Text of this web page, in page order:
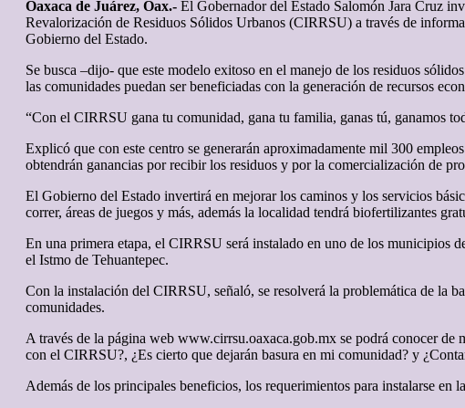
Oaxaca de Juárez, Oax.- El Gobernador del Estado Salomón Jara Cruz
Revalorización de Residuos Sólidos Urbanos (CIRRSU) a través de
Gobierno del Estado.
Se busca –dijo- que este modelo exitoso en el manejo de los residuos
las comunidades puedan ser beneficiadas con la generación de recursos
“Con el CIRRSU gana tu comunidad, gana tu familia, ganas tú, ganamos
Explicó que con este centro se generarán aproximadamente mil 300
obtendrán ganancias por recibir los residuos y por la comercialización de
El Gobierno del Estado invertirá en mejorar los caminos y los servicios
correr, áreas de juegos y más, además la localidad tendrá biofertilizantes
En una primera etapa, el CIRRSU será instalado en uno de los municipios
el Istmo de Tehuantepec.
Con la instalación del CIRRSU, señaló, se resolverá la problemática de la
comunidades.
A través de la página web www.cirrsu.oaxaca.gob.mx se podrá conocer de
con el CIRRSU?, ¿Es cierto que dejarán basura en mi comunidad? y
Además de los principales beneficios, los requerimientos para instalarse